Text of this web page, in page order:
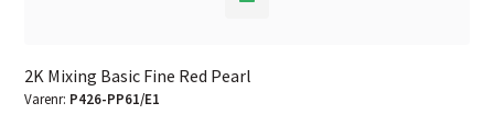
2K Mixing Basic Fine Red Pearl
Varenr: P426-PP61/E1